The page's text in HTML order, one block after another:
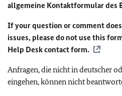
allgemeine Kontaktformular des
If your question or comment
issues, please do not use this
Help Desk contact form.
Anfragen, die nicht in deutscher
eingehen, können nicht